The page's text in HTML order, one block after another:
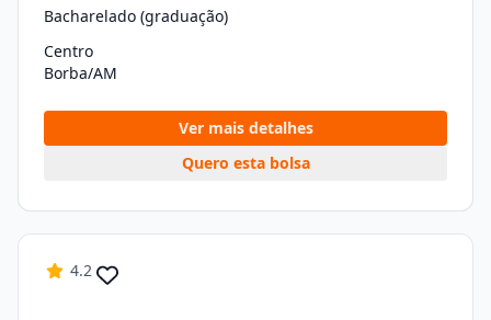
Bacharelado (graduação)
Centro
Borba/AM
Ver mais detalhes
Quero esta bolsa
4.2